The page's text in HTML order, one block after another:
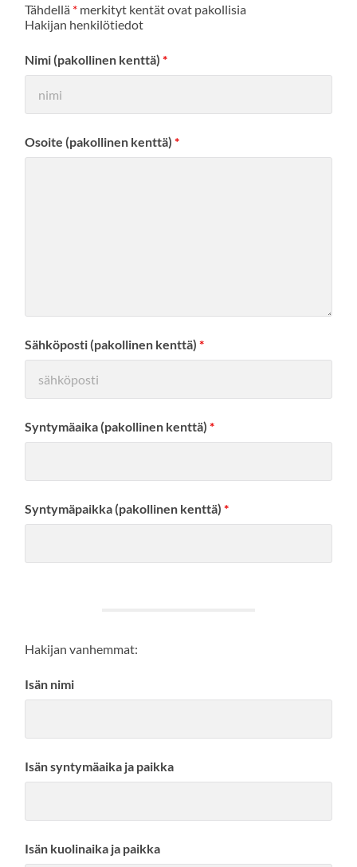
Tähdellä * merkityt kentät ovat pakollisia
Hakijan henkilötiedot
Nimi (pakollinen kenttä)*
Osoite (pakollinen kenttä)*
Sähköposti (pakollinen kenttä)*
Syntymäaika (pakollinen kenttä)*
Syntymäpaikka (pakollinen kenttä)*
Hakijan vanhemmat:
Isän nimi
Isän syntymäaika ja paikka
Isän kuolinaika ja paikka